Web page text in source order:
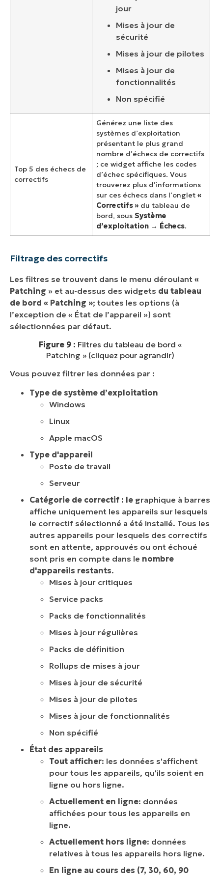
jour
Mises à jour de
sécurité
Mises à jour de pilotes
Mises à jour de
fonctionnalités
Non spécifié
Top 5 des échecs de
correctifs
Générez une liste des
systèmes d’exploitation
présentant le plus grand
nombre d’échecs de correctifs
; ce widget affiche les codes
d’échec spécifiques. Vous
trouverez plus d’informations
sur ces échecs dans l’onglet «
Correctifs » du tableau de
bord, sous Système
d’exploitation → Échecs.
Filtrage des correctifs
Les filtres se trouvent dans le menu déroulant «
Patching » et au-dessus des widgets du tableau
de bord « Patching »; toutes les options (à
l’exception de « État de l’appareil ») sont
sélectionnées par défaut.
Figure 9 : Filtres du tableau de bord «
Patching » (cliquez pour agrandir)
Vous pouvez filtrer les données par :
Type de système d’exploitation
Windows
Linux
Apple macOS
Type d'appareil
Poste de travail
Serveur
Catégorie de correctif : le graphique à barres
affiche uniquement les appareils sur lesquels
le correctif sélectionné a été installé. Tous les
autres appareils pour lesquels des correctifs
sont en attente, approuvés ou ont échoué
sont pris en compte dans le nombre
d'appareils restants.
Mises à jour critiques
Service packs
Packs de fonctionnalités
Mises à jour régulières
Packs de définition
Rollups de mises à jour
Mises à jour de sécurité
Mises à jour de pilotes
Mises à jour de fonctionnalités
Non spécifié
État des appareils
Tout afficher: les données s'affichent
pour tous les appareils, qu'ils soient en
ligne ou hors ligne.
Actuellement en ligne: données
affichées pour tous les appareils en
ligne.
Actuellement hors ligne: données
relatives à tous les appareils hors ligne.
En ligne au cours des (7, 30, 60, 90